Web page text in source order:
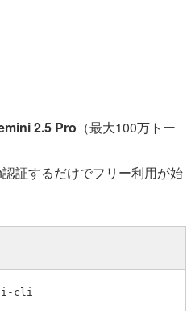
2.5 Pro （最大100万トー
証するだけでフリー利用が始
cli